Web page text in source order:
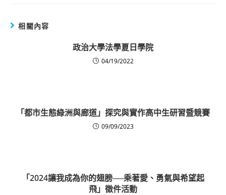
相關內容
政治大學法學夏日學院
04/19/2022
「都市生態綠洲與廊道」探究與實作高中生研習暨競賽
09/09/2023
「2024讓我成為你的翅膀──乘著愛、勇氣與希望起
飛」徵件活動